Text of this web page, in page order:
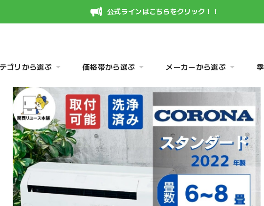
公式ラインはこちらをクリック！！
ゴリから選ぶ 価格帯から選ぶ メーカーから選ぶ